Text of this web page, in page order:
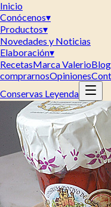
Inicio
Conócenos▾
Productos▾
Novedades y Noticias
Elaboración▾
RecetasMarca ValerioBlog
comprarnosOpiniones
Conservas Leyenda